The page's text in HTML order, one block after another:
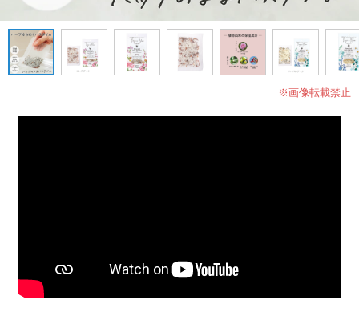
※画像転載禁止